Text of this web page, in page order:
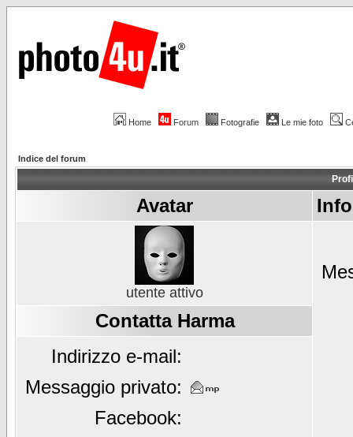
Home Forum Fotografie Le mie foto
Indice del forum
Avatar
utente attivo
Contatta Harma
Indirizzo e-mail:
Messaggio privato:
Facebook: